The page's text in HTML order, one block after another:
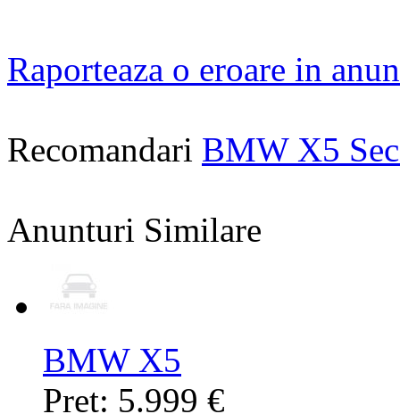
Raporteaza o eroare in
Recomandari BMW X5
Anunturi Similare
BMW X5
Pret: 5.999 €